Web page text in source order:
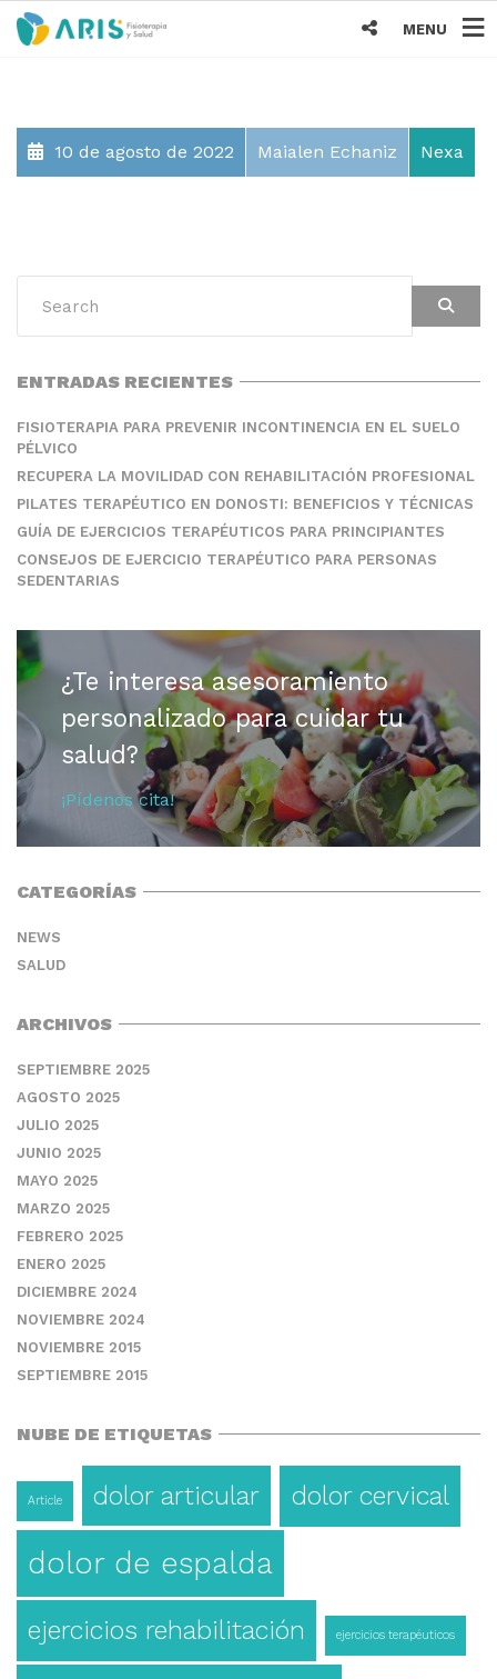
MENU
10 de agosto de 2022 Maialen Echaniz Nexa
ENTRADAS RECIENTES
FISIOTERAPIA PARA PREVENIR INCONTINENCIA EN EL SUELO
PÉLVICO
RECUPERA LA MOVILIDAD CON REHABILITACIÓN PROFESIONAL
PILATES TERAPÉUTICO EN DONOSTI: BENEFICIOS Y TÉCNICAS
GUÍA DE EJERCICIOS TERAPÉUTICOS PARA PRINCIPIANTES
CONSEJOS DE EJERCICIO TERAPÉUTICO PARA PERSONAS
SEDENTARIAS
¿Te interesa asesoramiento
personalizado para cuidar tu
salud?
¡Pídenos cita!
CATEGORÍAS
NEWS
SALUD
ARCHIVOS
SEPTIEMBRE 2025
AGOSTO 2025
JULIO 2025
JUNIO 2025
MAYO 2025
MARZO 2025
FEBRERO 2025
ENERO 2025
DICIEMBRE 2024
NOVIEMBRE 2024
NOVIEMBRE 2015
SEPTIEMBRE 2015
NUBE DE ETIQUETAS
Article dolor articular dolor cervical
dolor de espalda
ejercicios rehabilitación ejercicios terapéuticos